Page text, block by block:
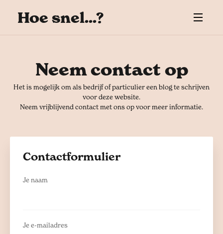
Hoe snel...?
Neem contact op
Het is mogelijk om als bedrijf of particulier een blog te schrijven
voor deze website.
Neem vrijblijvend contact met ons op voor meer informatie.
Contactformulier
Je naam
Je e-mailadres